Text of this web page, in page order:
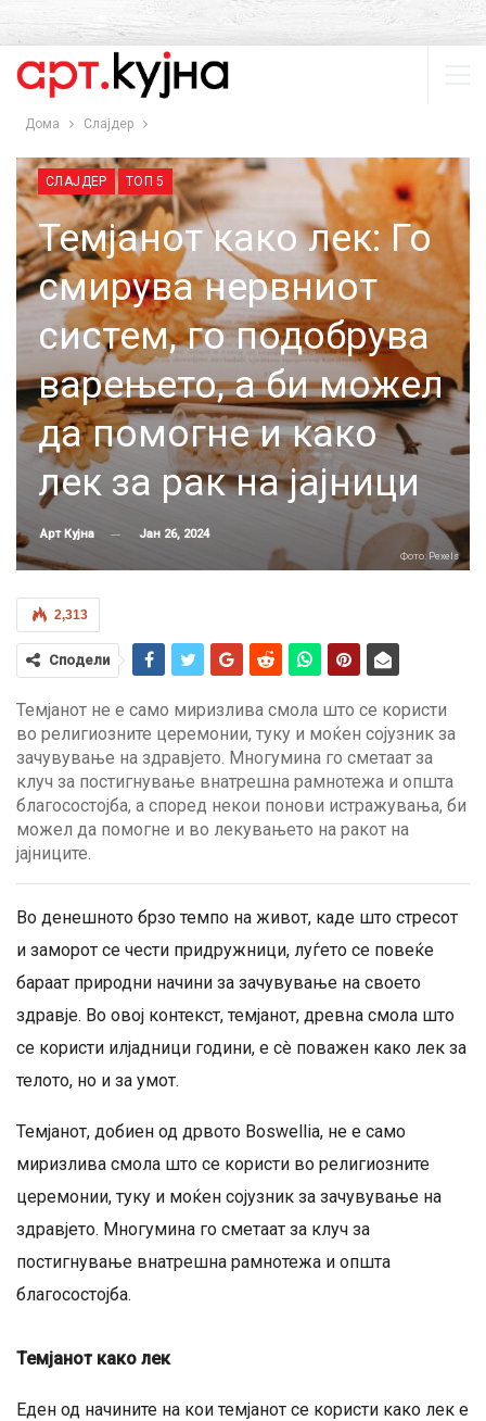
Дома Слајдер
СЛАЈДЕР ТОП 5
Темјанот како лек: Го
смирува нервниот
систем, го подобрува
варењето, а би можел
да помогне и како
лек за рак на јајници
Арт Кујна Јан 26, 2024
Фото: Pexels
2,313
Сподели
Темјанот не е само миризлива смола што се користи
во религиозните церемонии, туку и моќен сојузник за
зачувување на здравјето. Многумина го сметаат за
клуч за постигнување внатрешна рамнотежа и општа
благосостојба, а според некои понови истражувања, би
можел да помогне и во лекувањето на ракот на
јајниците.
Во денешното брзо темпо на живот, каде што стресот
и заморот се чести придружници, луѓето се повеќе
бараат природни начини за зачувување на своето
здравје. Во овој контекст, темјанот, древна смола што
се користи илјадници години, е сè поважен како лек за
телото, но и за умот.
Темјанот, добиен од дрвото Boswellia, не е само
миризлива смола што се користи во религиозните
церемонии, туку и моќен сојузник за зачувување на
здравјето. Многумина го сметаат за клуч за
постигнување внатрешна рамнотежа и општа
благосостојба.
Темјанот како лек
Еден од начините на кои темјанот се користи како лек е